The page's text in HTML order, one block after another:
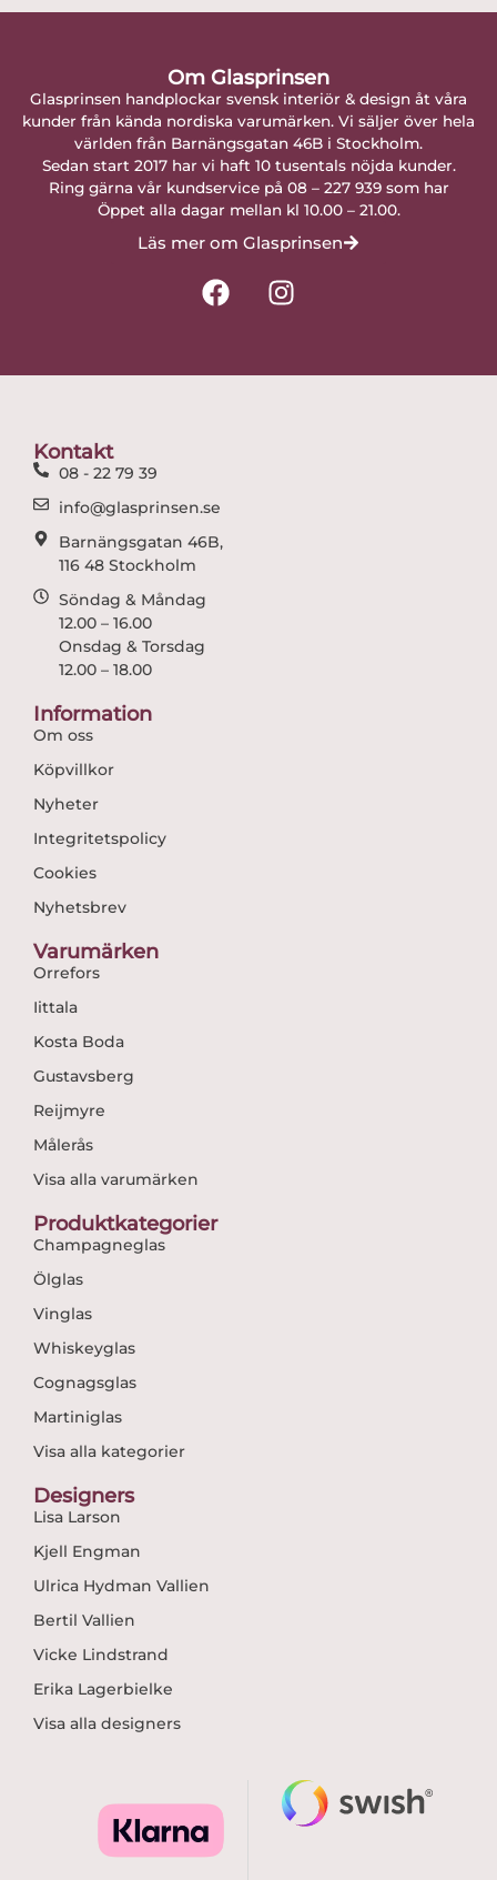
Om Glasprinsen
Glasprinsen handplockar svensk interiör & design åt våra
kunder från kända nordiska varumärken. Vi säljer över hela
världen från Barnängsgatan 46B i Stockholm.
Sedan start 2017 har vi haft 10 tusentals nöjda kunder.
Ring gärna vår kundservice på 08 – 227 939 som har
Öppet alla dagar mellan kl 10.00 – 21.00.
Läs mer om Glasprinsen
F
a
I
n
Kontakt
08 - 22 79 39
info@glasprinsen.se
Barnängsgatan 46B,
116 48 Stockholm
Söndag & Måndag
12.00 – 16.00
Onsdag & Torsdag
12.00 – 18.00
Information
Om oss
Köpvillkor
Nyheter
Integritetspolicy
Cookies
Nyhetsbrev
Varumärken
Orrefors
Iittala
Kosta Boda
Gustavsberg
Reijmyre
Målerås
Visa alla varumärken
Produktkategorier
Champagneglas
Ölglas
Vinglas
Whiskeyglas
Cognagsglas
Martiniglas
Visa alla kategorier
Designers
Lisa Larson
Kjell Engman
Ulrica Hydman Vallien
Bertil Vallien
Vicke Lindstrand
Erika Lagerbielke
Visa alla designers